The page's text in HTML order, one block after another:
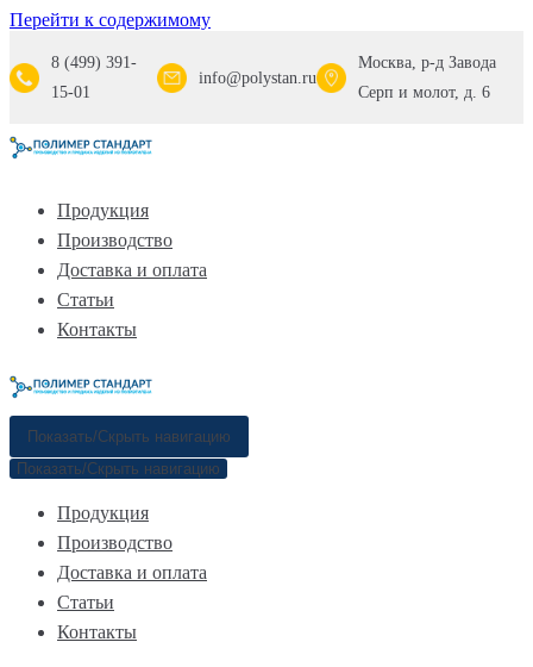
Перейти к содержимому
8 (499) 391-
15-01
info@polystan.ru
Москва, р-д Завода
Серп и молот, д. 6
Продукция
Производство
Доставка и оплата
Статьи
Контакты
Показать/Скрыть навигацию
Показать/Скрыть навигацию
Продукция
Производство
Доставка и оплата
Статьи
Контакты